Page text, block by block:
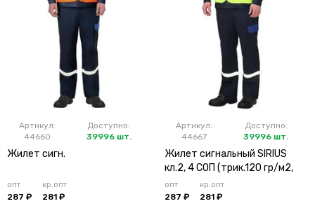
Артикул:
44660
Доступно:
39996 шт.
Жилет сигн.
опт
287 ₽
кр.опт
281 ₽
Артикул:
44667
Доступно:
39996 шт.
Жилет сигнальный SIRIUS
кл.2, 4 СОП (трик.120 гр/м2,
карманы) лимонный
опт
287 ₽
кр.опт
281 ₽